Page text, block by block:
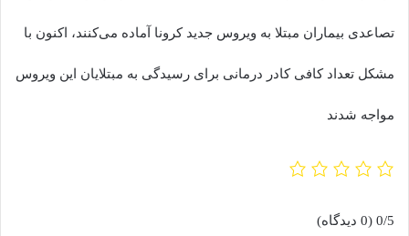
تصاعدی بیماران مبتلا به ویروس جدید کرونا آماده می‌کنند، اکنون با
مشکل تعداد کافی کادر درمانی برای رسیدگی به مبتلایان این ویروس
مواجه شدند
0/5 (0 دیدگاه)